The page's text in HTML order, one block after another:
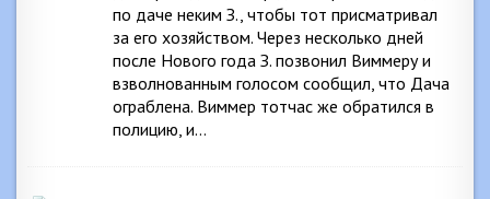
по даче неким З., чтобы тот присматривал
за его хозяйством. Через несколько дней
после Нового года З. позвонил Виммеру и
взволнованным голосом сообщил, что Дача
ограблена. Виммер тотчас же обратился в
полицию, и…